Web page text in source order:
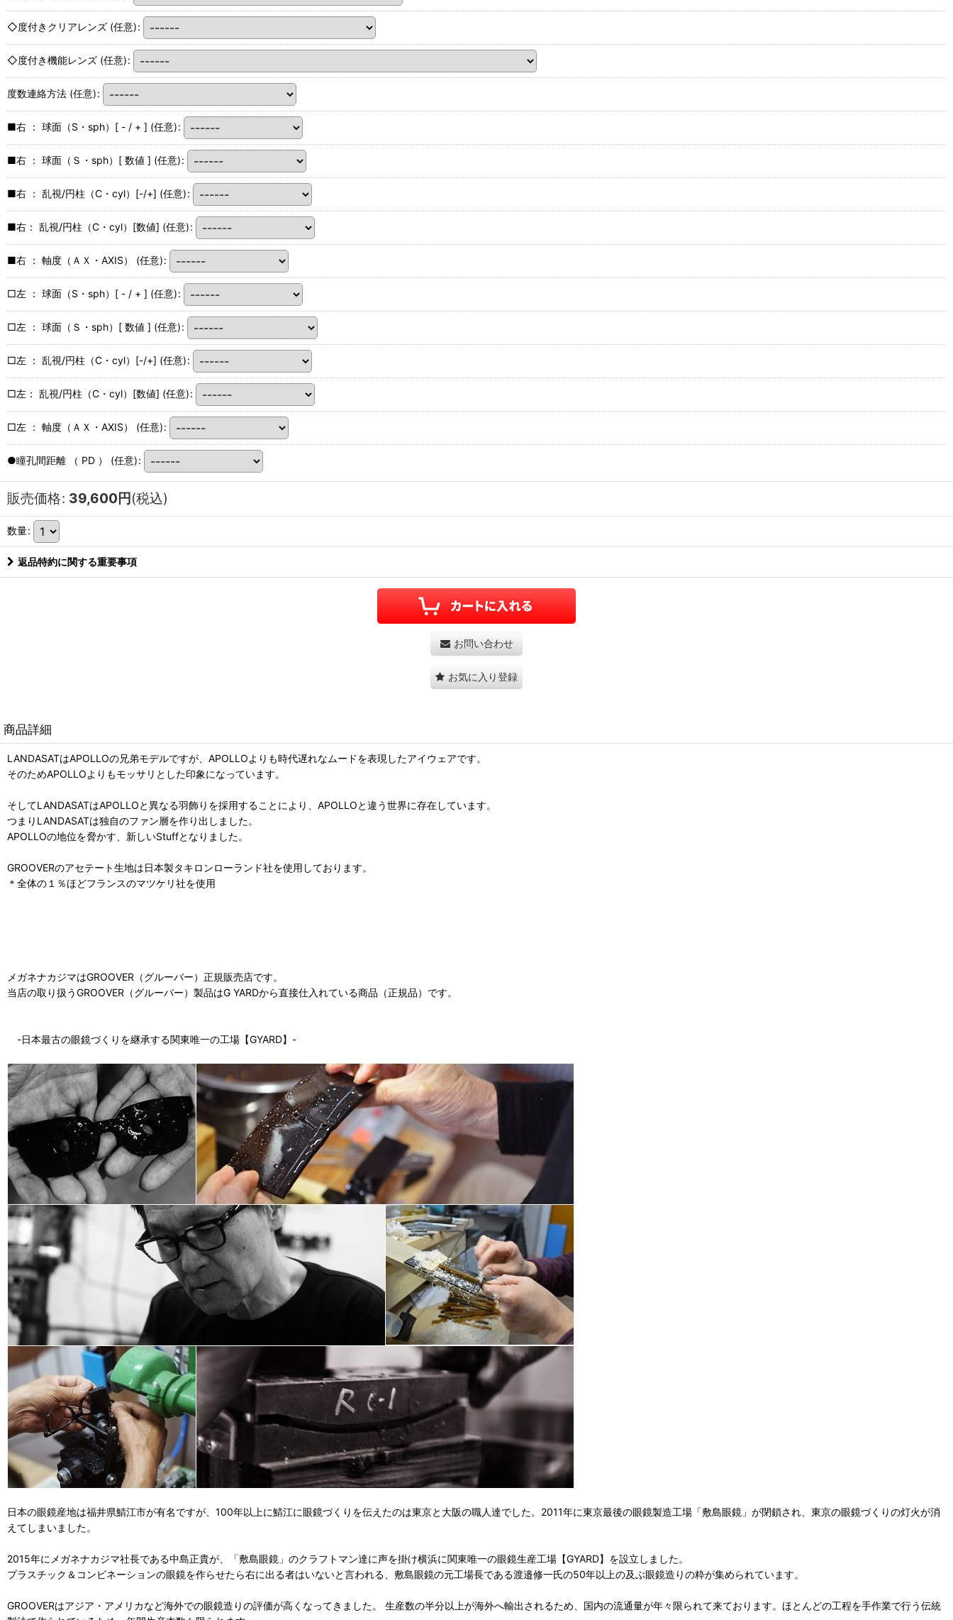
◇度付きクリアレンズ (任意):
◇度付き機能レンズ (任意):
度数連絡方法 (任意):
■右 ： 球面（S・sph）[ - / + ] (任意):
■右 ： 球面（Ｓ・sph）[ 数値 ] (任意):
■右 ： 乱視/円柱（C・cyl）[-/+] (任意):
■右： 乱視/円柱（C・cyl）[数値] (任意):
■右 ： 軸度（ＡＸ・AXIS） (任意):
□左 ： 球面（S・sph）[ - / + ] (任意):
□左 ： 球面（Ｓ・sph）[ 数値 ] (任意):
□左 ： 乱視/円柱（C・cyl）[-/+] (任意):
□左： 乱視/円柱（C・cyl）[数値] (任意):
□左 ： 軸度（ＡＸ・AXIS） (任意):
●瞳孔間距離 （ PD ） (任意):
販売価格: 39,600 円 (税込)
数量:
返品特約に関する重要事項
お問い合わせ
お気に入り登録
商品詳細
LANDASATはAPOLLOの兄弟モデルですが、APOLLOよりも時代遅れなムードを表現したアイウェアです。
そのためAPOLLOよりもモッサリとした印象になっています。
そしてLANDASATはAPOLLOと異なる羽飾りを採用することにより、APOLLOと違う世界に存在しています。
つまりLANDASATは独自のファン層を作り出しました。
APOLLOの地位を脅かす、新しいStuffとなりました。
GROOVERのアセテート生地は日本製タキロンローランド社を使用しております。
＊全体の１％ほどフランスのマツケリ社を使用
メガネナカジマはGROOVER（グルーバー）正規販売店です。
当店の取り扱うGROOVER（グルーバー）製品はG YARDから直接仕入れている商品（正規品）です。
-日本最古の眼鏡づくりを継承する関東唯一の工場【GYARD】-
日本の眼鏡産地は福井県鯖江市が有名ですが、100年以上に鯖江に眼鏡づくりを伝えたのは東京と大阪の職人達でした。2011年に東京最後の眼鏡製造工場「敷島眼鏡」が閉鎖され、東京の眼鏡づくりの灯火が消
えてしまいました。
2015年にメガネナカジマ社長である中島正貴が、「敷島眼鏡」のクラフトマン達に声を掛け横浜に関東唯一の眼鏡生産工場【GYARD】を設立しました。
プラスチック＆コンビネーションの眼鏡を作らせたら右に出る者はいないと言われる、敷島眼鏡の元工場長である渡邉修一氏の50年以上の及ぶ眼鏡造りの粋が集められています。
GROOVERはアジア・アメリカなど海外での眼鏡造りの評価が高くなってきました。 生産数の半分以上が海外へ輸出されるため、国内の流通量が年々限られて来ております。ほとんどの工程を手作業で行う伝統